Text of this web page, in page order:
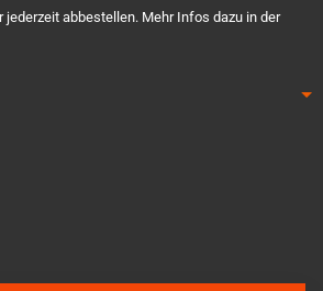
abbestellen. Mehr Infos dazu in der